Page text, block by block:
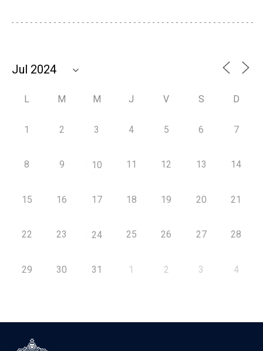
L M M J V S D
1 2 3 4 5 6 7
8 9 10 11 12 13 14
15 16 17 18 19 20 21
22 23 24 25 26 27 28
29 30 31 1 2 3 4